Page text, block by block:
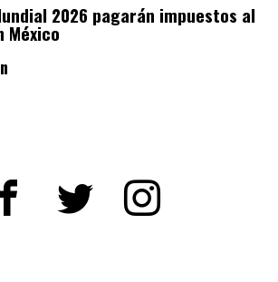
2026 pagarán impuestos al
México